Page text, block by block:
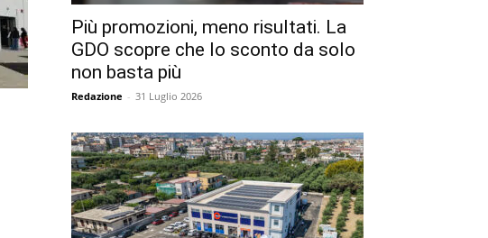
Più promozioni, meno risultati. La
GDO scopre che lo sconto da solo
non basta più
Redazione - 31 Luglio 2026